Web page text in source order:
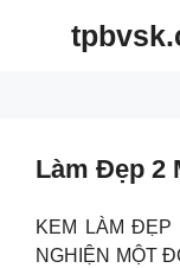
Làm Đẹp 2
KEM LÀM ĐẸP
NGHIỆN MỘT